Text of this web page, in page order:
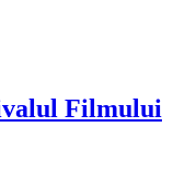
Filmului